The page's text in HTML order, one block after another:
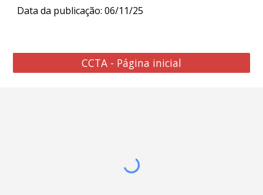
Data da publicação: 06/11/25
CCTA - Página inicial